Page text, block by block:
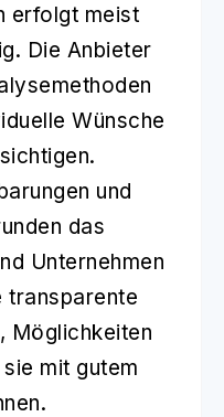
erfolgt meist
Die Anbieter
Wünsche
und
das
Unternehmen
transparente
Möglichkeiten
mit gutem